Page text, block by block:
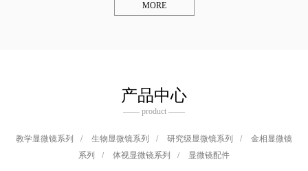
MORE
产品中心
—— product ——
教学显微镜系列 / 生物显微镜系列 / 研究级显微镜系列 /
金相显微镜
系列
/ 体视显微镜系列 / 显微镜配件